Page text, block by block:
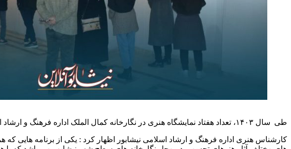
طی سال ۱۴۰۳، تعداد هفتاد نمایشگاه هنری در نگارخانه کمال الملک اداره فرهنگ و ارشاد اسلامی، نگارخانه آتیه گذر فرهنگ و هنر و نگارخانه پنجره نیشابور برپا گردید.
کارشناس هنری اداره فرهنگ و ارشاد اسلامی نیشابور اظهار کرد : یکی از برنامه هایی